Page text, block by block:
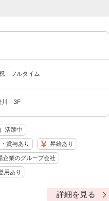
祝 フルタイム
川 3F
活躍中
賞与あり 昇給あり
企業のグループ会社
用あり
詳細を見る